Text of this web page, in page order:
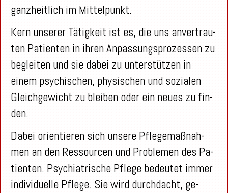
ganz­heit­lich im Mit­tel­punkt.
Kern un­se­rer Tä­tig­keit ist es, die uns an­ver­trau­
ten Pa­ti­en­ten in ihren An­pas­sungs­pro­zes­sen zu
be­glei­ten und sie dabei zu un­ter­stüt­zen in
einem psy­chi­schen, phy­si­schen und so­zia­len
Gleich­ge­wicht zu blei­ben oder ein neues zu fin­
den.
Dabei ori­en­tie­ren sich un­se­re Pfle­ge­maß­nah­
men an den Res­sour­cen und Pro­ble­men des Pa­
ti­en­ten. Psych­ia­tri­sche Pfle­ge be­deu­tet immer
in­di­vi­du­el­le Pfle­ge. Sie wird durch­dacht, ge­